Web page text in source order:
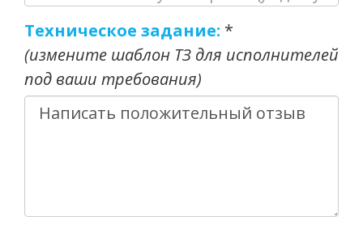
Техническое задание: *
(измените шаблон ТЗ для исполнителей
под ваши требования)